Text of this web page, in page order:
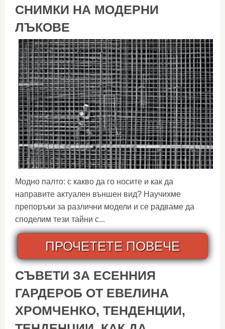
СНИМКИ НА МОДЕРНИ
ЛЪКОВЕ
Модно палто: с какво да го носите и как да
направите актуален външен вид? Научихме
препоръки за различни модели и се радваме да
споделим тези тайни с...
ПРОЧЕТЕТЕ ПОВЕЧЕ
СЪВЕТИ ЗА ЕСЕННИЯ
ГАРДЕРОБ ОТ ЕВЕЛИНА
ХРОМЧЕНКО, ТЕНДЕНЦИИ,